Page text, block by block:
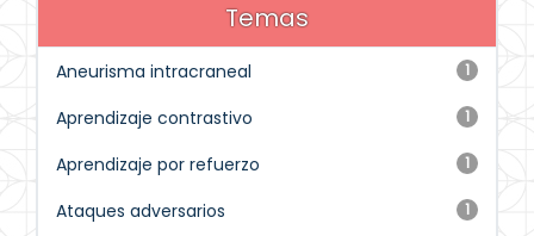
Temas
1
Aneurisma intracraneal
1
Aprendizaje contrastivo
1
Aprendizaje por refuerzo
1
Ataques adversarios